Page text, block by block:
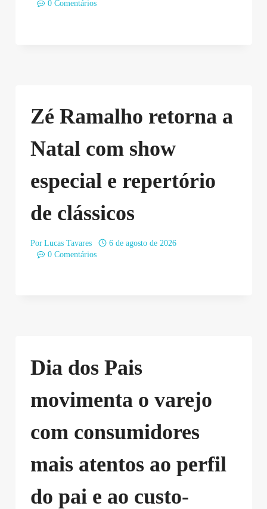
0 Comentários
Zé Ramalho retorna a
Natal com show
especial e repertório
de clássicos
Por Lucas Tavares
6 de agosto de 2026
0 Comentários
Dia dos Pais
movimenta o varejo
com consumidores
mais atentos ao perfil
do pai e ao custo-